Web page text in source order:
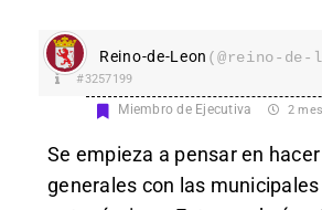
Reino-de-Leon (@reino-de-
#3257199
Miembro de Ejecutiva 2
Se empieza a pensar en
generales con las